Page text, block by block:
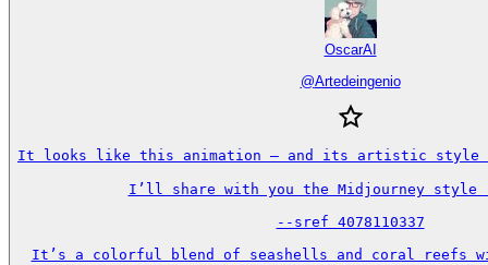
OscarAI
@Artedeingenio
It looks like this animation — and its artistic style
I’ll share with you the Midjourney style
--sref 4078110337
It’s a colorful blend of seashells and coral reefs